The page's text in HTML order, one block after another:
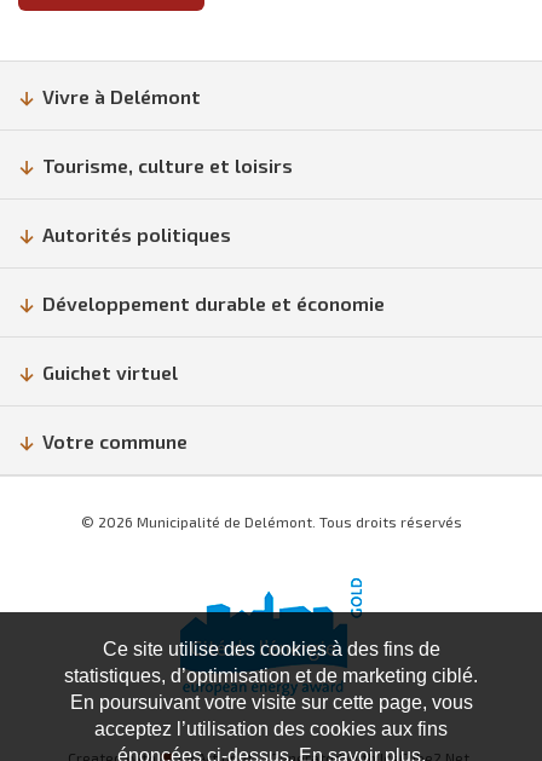
Vivre à Delémont
Tourisme, culture et loisirs
Autorités politiques
Développement durable et économie
Guichet virtuel
Votre commune
© 2026 Municipalité de Delémont. Tous droits réservés
Created with♥by Artionet Generated with IceCube2.Net
Ce site utilise des cookies à des fins de
statistiques, d’optimisation et de marketing ciblé.
En poursuivant votre visite sur cette page, vous
acceptez l’utilisation des cookies aux fins
énoncées ci-dessus. En savoir plus.